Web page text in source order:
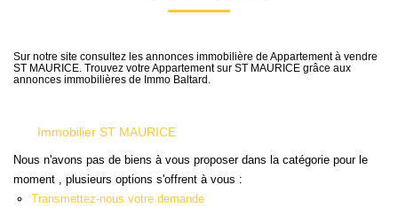
Notre Équipe
CONTACT
Sur notre site consultez les annonces immobilière de Appartement à vendre
ST MAURICE. Trouvez votre Appartement sur ST MAURICE grâce aux
annonces immobilières de Immo Baltard.
Immobilier ST MAURICE
Nous n'avons pas de biens à vous proposer dans la catégorie pour le
moment , plusieurs options s'offrent à vous :
Transmettez-nous votre demande